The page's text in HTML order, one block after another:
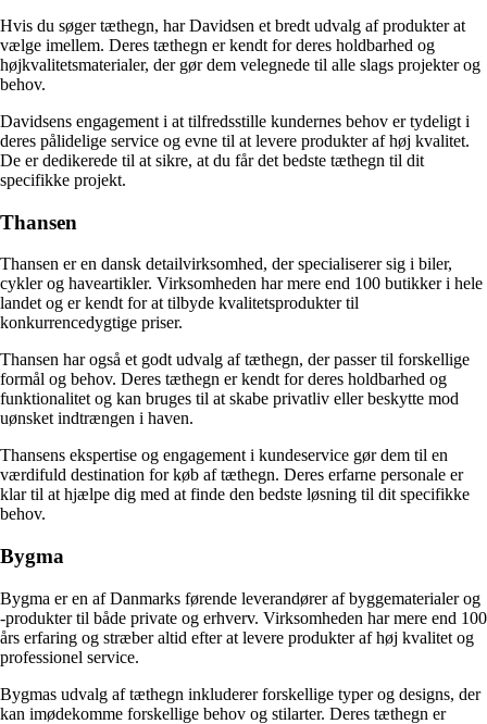
Hvis du søger tæthegn, har Davidsen et bredt udvalg af produkter at
vælge imellem. Deres tæthegn er kendt for deres holdbarhed og
højkvalitetsmaterialer, der gør dem velegnede til alle slags projekter og
behov.
Davidsens engagement i at tilfredsstille kundernes behov er tydeligt i
deres pålidelige service og evne til at levere produkter af høj kvalitet.
De er dedikerede til at sikre, at du får det bedste tæthegn til dit
specifikke projekt.
Thansen
Thansen er en dansk detailvirksomhed, der specialiserer sig i biler,
cykler og haveartikler. Virksomheden har mere end 100 butikker i hele
landet og er kendt for at tilbyde kvalitetsprodukter til
konkurrencedygtige priser.
Thansen har også et godt udvalg af tæthegn, der passer til forskellige
formål og behov. Deres tæthegn er kendt for deres holdbarhed og
funktionalitet og kan bruges til at skabe privatliv eller beskytte mod
uønsket indtrængen i haven.
Thansens ekspertise og engagement i kundeservice gør dem til en
værdifuld destination for køb af tæthegn. Deres erfarne personale er
klar til at hjælpe dig med at finde den bedste løsning til dit specifikke
behov.
Bygma
Bygma er en af Danmarks førende leverandører af byggematerialer og
-produkter til både private og erhverv. Virksomheden har mere end 100
års erfaring og stræber altid efter at levere produkter af høj kvalitet og
professionel service.
Bygmas udvalg af tæthegn inkluderer forskellige typer og designs, der
kan imødekomme forskellige behov og stilarter. Deres tæthegn er